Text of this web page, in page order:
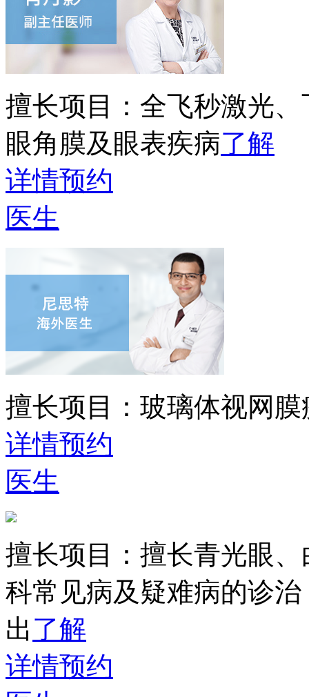
擅长项目： 全飞秒激光
眼角膜及眼表疾病了解
详情预约
医生
擅长项目： 玻璃体视网
详情预约
医生
擅长项目： 擅长青光眼
科常见病及疑难病的诊
出 了解
详情预约